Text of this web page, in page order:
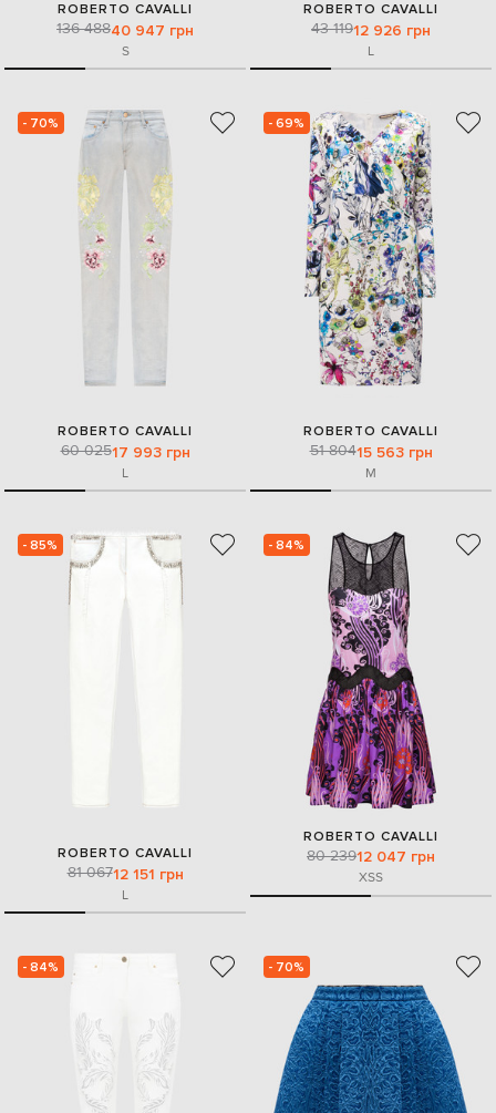
ROBERTO CAVALLI
136 48840 947 грн
S
ROBERTO CAVALLI
43 11912 926 грн
L
- 70%
ROBERTO CAVALLI
60 02517 993 грн
L
- 69%
ROBERTO CAVALLI
51 80415 563 грн
M
- 85%
ROBERTO CAVALLI
81 06712 151 грн
L
- 84%
ROBERTO CAVALLI
80 23912 047 грн
XSS
- 84% - 70%